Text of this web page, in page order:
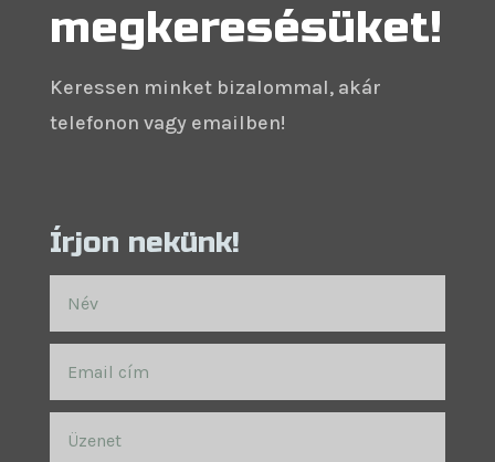
megkeresésüket!
Keressen minket bizalommal, akár
telefonon vagy emailben!
Írjon nekünk!